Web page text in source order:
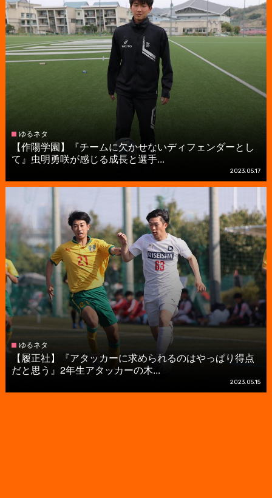
ゆるネタ
【作陽学園】『チームに欠かせないディフェンダーとし
て』虫明勇咲が感じる成長と選手...
2023.05.17
ゆるネタ
【履正社】『アタッカーに求められるのはやっぱり得点
だと思う』2年生アタッカーの木...
2023.05.15